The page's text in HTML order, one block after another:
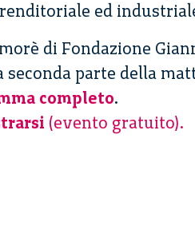
ed
di Fondazione
seconda parte della
completo.
(evento gratuito).